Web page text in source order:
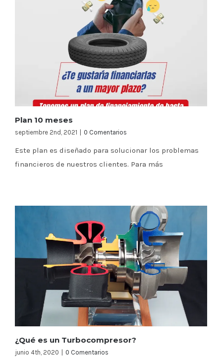
Plan 10 meses
septiembre 2nd, 2021 0 Comentarios
Este plan es diseñado para solucionar los problemas
financieros de nuestros clientes. Para más
¿Qué es un Turbocompresor?
junio 4th, 2020 0 Comentarios